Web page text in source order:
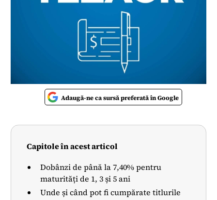
Adaugă-ne ca sursă preferată în Google
Capitole în acest articol
Dobânzi de până la 7,40% pentru
maturități de 1, 3 și 5 ani
Unde și când pot fi cumpărate titlurile